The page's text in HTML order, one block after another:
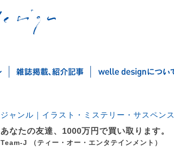
ジャンル｜イラスト・ミステリー・サスペンス
あなたの友達、1000万円で買い取ります。
Team-J （ティー・オー・エンタテインメント）